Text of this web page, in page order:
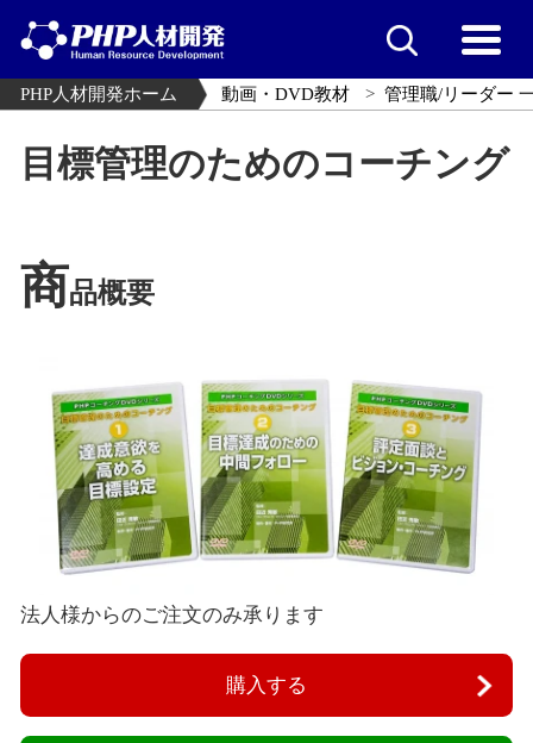
PHP人材開発ホーム 動画・DVD教材 管理職/リーダー
目標管理のためのコーチング
商品概要
法人様からのご注文のみ承ります
購入する